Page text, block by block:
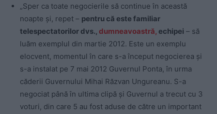
„Sper ca toate negocierile să continue în această
noapte și, repet – pentru că este familiar
telespectatorilor dvs., dumneavoastră, echipei – să
luăm exemplul din martie 2012. Este un exemplu
elocvent, momentul în care s-a început negocierea și
s-a instalat pe 7 mai 2012 Guvernul Ponta, în urma
căderii Guvernului Mihai Răzvan Ungureanu. S-a
negociat până în ultima clipă și Guvernul a trecut cu 3
voturi, din care 5 au fost aduse de către un important